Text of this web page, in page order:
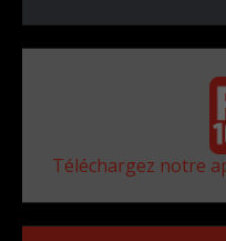
Téléchargez notre